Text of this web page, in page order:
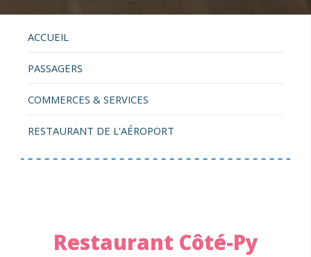
ACCUEIL
PASSAGERS
COMMERCES & SERVICES
RESTAURANT DE L'AÉROPORT
Restaurant Côté-Py